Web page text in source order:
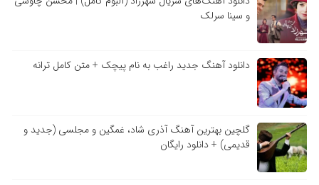
و سینا سرلک
دانلود آهنگ جدید راغب به نام پیچک + متن کامل ترانه
گلچین بهترین آهنگ آذری شاد، غمگین و مجلسی (جدید و
قدیمی) + دانلود رایگان